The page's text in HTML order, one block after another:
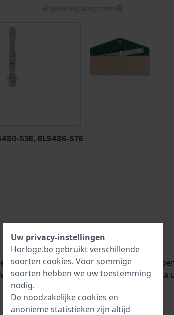
Afbeelding vergroten
53E, BL5486-57E
zodra we het weer op voorraad
voorraad. Het wordt onmiddellijk daarna
Uw privacy-instellingen
Horloge.be gebruikt verschillende
soorten cookies. Voor sommige
soorten hebben we uw toestemming
nodig.
De noodzakelijke cookies en
anonieme statistieken zijn altijd